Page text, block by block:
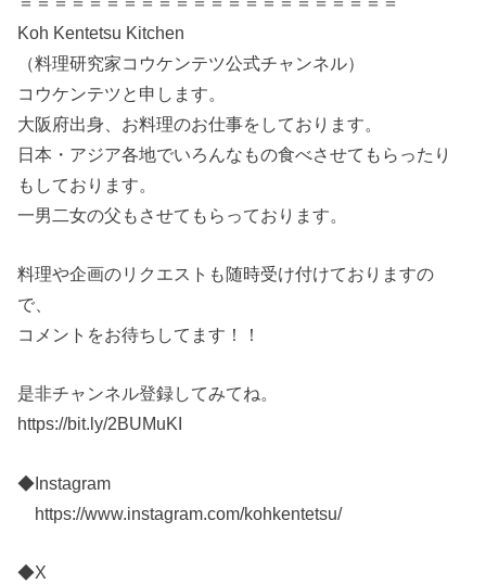
Koh Kentetsu Kitchen
（料理研究家コウケンテツ公式チャンネル）
コウケンテツと申します。
大阪府出身、お料理のお仕事をしております。
日本・アジア各地でいろんなもの食べさせてもらったり
もしております。
一男二女の父もさせてもらっております。
料理や企画のリクエストも随時受け付けておりますの
で、
コメントをお待ちしてます！！
是非チャンネル登録してみてね。
https://bit.ly/2BUMuKI
◆Instagram
https://www.instagram.com/kohkentetsu/
◆X